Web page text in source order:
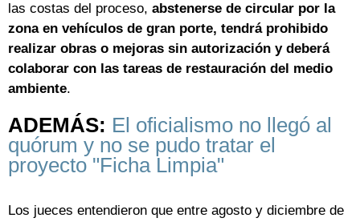
las costas del proceso, abstenerse de circular por la
zona en vehículos de gran porte, tendrá prohibido
realizar obras o mejoras sin autorización y deberá
colaborar con las tareas de restauración del medio
ambiente.
ADEMÁS: El oficialismo no llegó al
quórum y no se pudo tratar el
proyecto "Ficha Limpia"
Los jueces entendieron que entre agosto y diciembre de